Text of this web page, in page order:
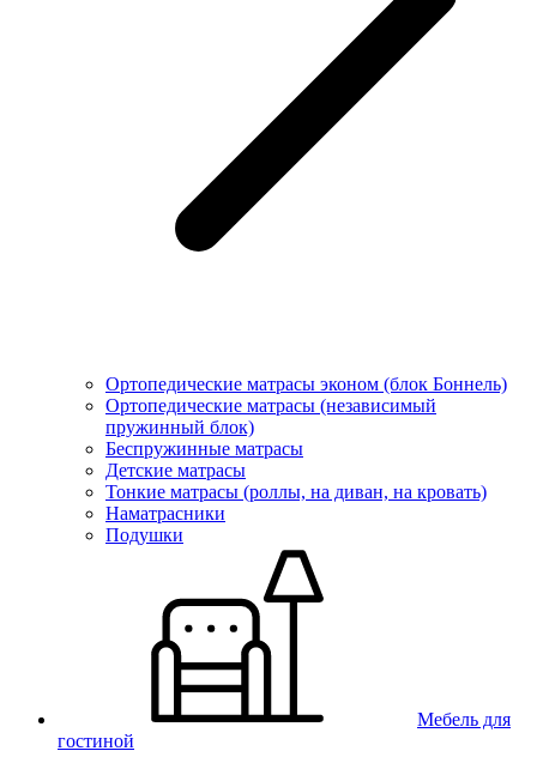
Ортопедические матрасы эконом (блок Боннель)
Ортопедические матрасы (независимый
пружинный блок)
Беcпружинные матрасы
Детские матрасы
Тонкие матрасы (роллы, на диван, на кровать)
Наматрасники
Подушки
Мебель для
гостиной